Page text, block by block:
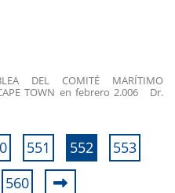
DEL COMITÉ MARÍTIMO
TOWN en febrero 2.006 Dr.
551 552
553
560